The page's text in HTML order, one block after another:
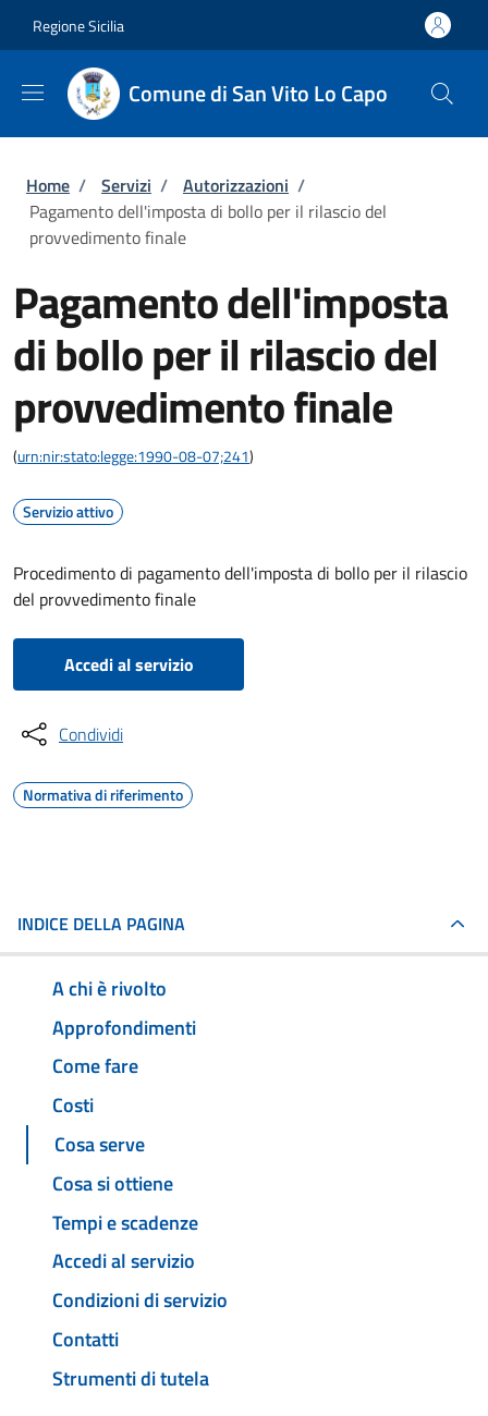
Regione Sicilia
Comune di San Vito Lo Capo
Briciole di pane
Home / Servizi / Autorizzazioni /
Pagamento dell'imposta di bollo per il rilascio del
provvedimento finale
Pagamento dell'imposta
di bollo per il rilascio del
provvedimento finale
(urn:nir:stato:legge:1990-08-07;241)
Servizio attivo
Procedimento di pagamento dell'imposta di bollo per il rilascio
del provvedimento finale
Accedi al servizio
Condividi
Normativa di riferimento
INDICE DELLA PAGINA
A chi è rivolto
Approfondimenti
Come fare
Costi
Cosa serve
Cosa si ottiene
Tempi e scadenze
Accedi al servizio
Condizioni di servizio
Contatti
Strumenti di tutela